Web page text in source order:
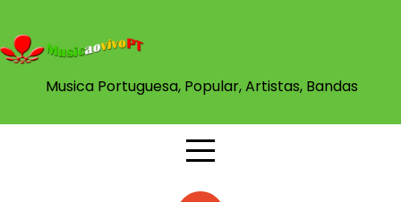
content
Musica Portuguesa, Popular, Artistas, Bandas